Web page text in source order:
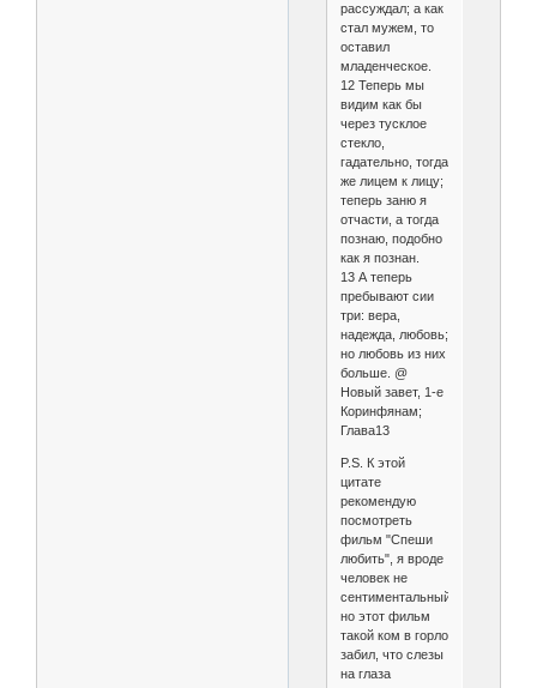
рассуждал; а как
стал мужем, то
оставил
младенческое.
12 Теперь мы
видим как бы
через тусклое
стекло,
гадательно, тогда
же лицем к лицу;
теперь заню я
отчасти, а тогда
познаю, подобно
как я познан.
13 А теперь
пребывают сии
три: вера,
надежда, любовь;
но любовь из них
больше. @
Новый завет, 1-е
Коринфянам;
Глава13
P.S. К этой
цитате
рекомендую
посмотреть
фильм "Спеши
любить", я вроде
человек не
сентиментальный,
но этот фильм
такой ком в горло
забил, что слезы
на глаза